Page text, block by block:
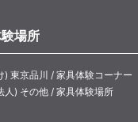
場所
) 東京品川 / 家具体験コーナー
人) その他 / 家具体験場所